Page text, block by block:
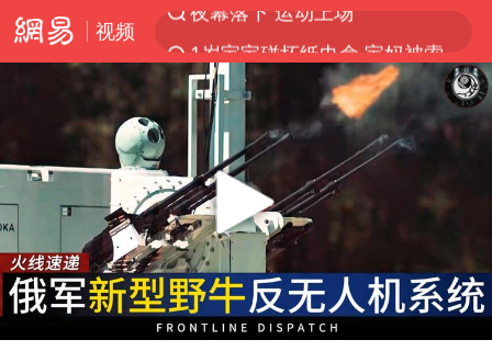
视频
台风白海豚环流面积近似13个浙江
Meta被判支付5.67亿美元
OpenAI为免费用户升级GPT-5.6 Luna
中国稀土盘中涨停
日本广岛民众举行游行反对政府行径
Play
00:00 02:47